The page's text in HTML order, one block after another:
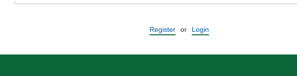
Register or Login